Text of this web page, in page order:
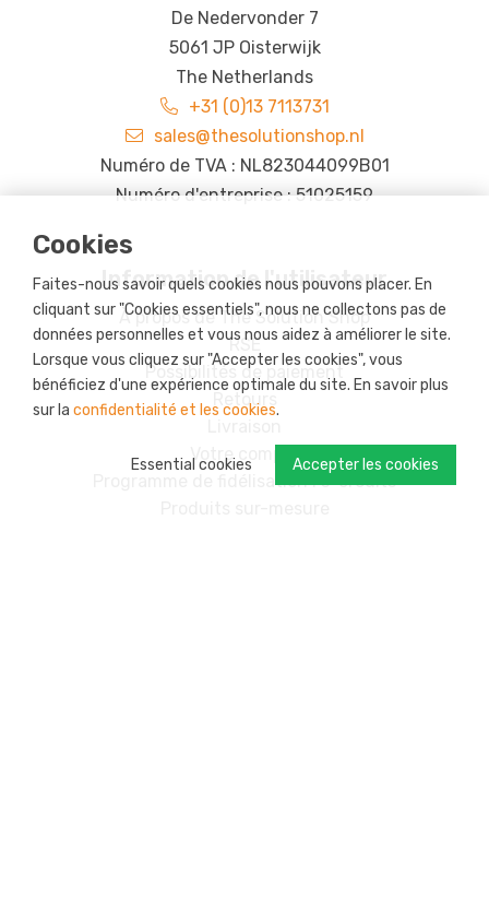
Cookies
Faites-nous savoir quels cookies nous pouvons placer. En
cliquant sur "Cookies essentiels", nous ne collectons pas de
données personnelles et vous nous aidez à améliorer le site.
Lorsque vous cliquez sur "Accepter les cookies", vous
bénéficiez d'une expérience optimale du site. En savoir plus
sur la confidentialité et les cookies.
Accepter les cookies
Essential cookies
De Nedervonder 7
5061 JP Oisterwijk
The Netherlands
+31 (0)13 7113731
sales@thesolutionshop.nl
Numéro de TVA : NL823044099B01
Numéro d'entreprise : 51025159
Information de l'utilisateur
À propos de The Solution Shop
RSE
Possibilités de paiement
Retours
Votre compte
Programme de fidélisation : s-credits